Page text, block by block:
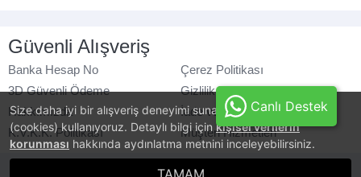
Size daha iyi bir alışveriş deneyimi sunabilmek için, çerezler
(cookies) kullanıyoruz. Detaylı bilgi için kişisel verilerin
korunması hakkında aydınlatma metnini inceleyebilirsiniz.
TAMAM
Güvenli Alışveriş
Banka Hesap No
Çerez Politikası
3D Güvenli Ödeme
Gizlilik Politikası
Hakkımızda
İade ve Değişim
K.V.K.K. Politikası
Müşteri Hizmetleri
© azaraks.com.tr - Tüm hakları saklıdır.
Canlı Destek